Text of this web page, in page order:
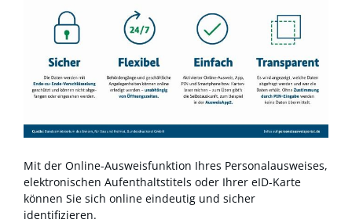
Mit der Online-Ausweisfunktion Ihres Personalausweises,
elektronischen Aufenthaltstitels oder Ihrer eID-Karte
können Sie sich online eindeutig und sicher
identifizieren.